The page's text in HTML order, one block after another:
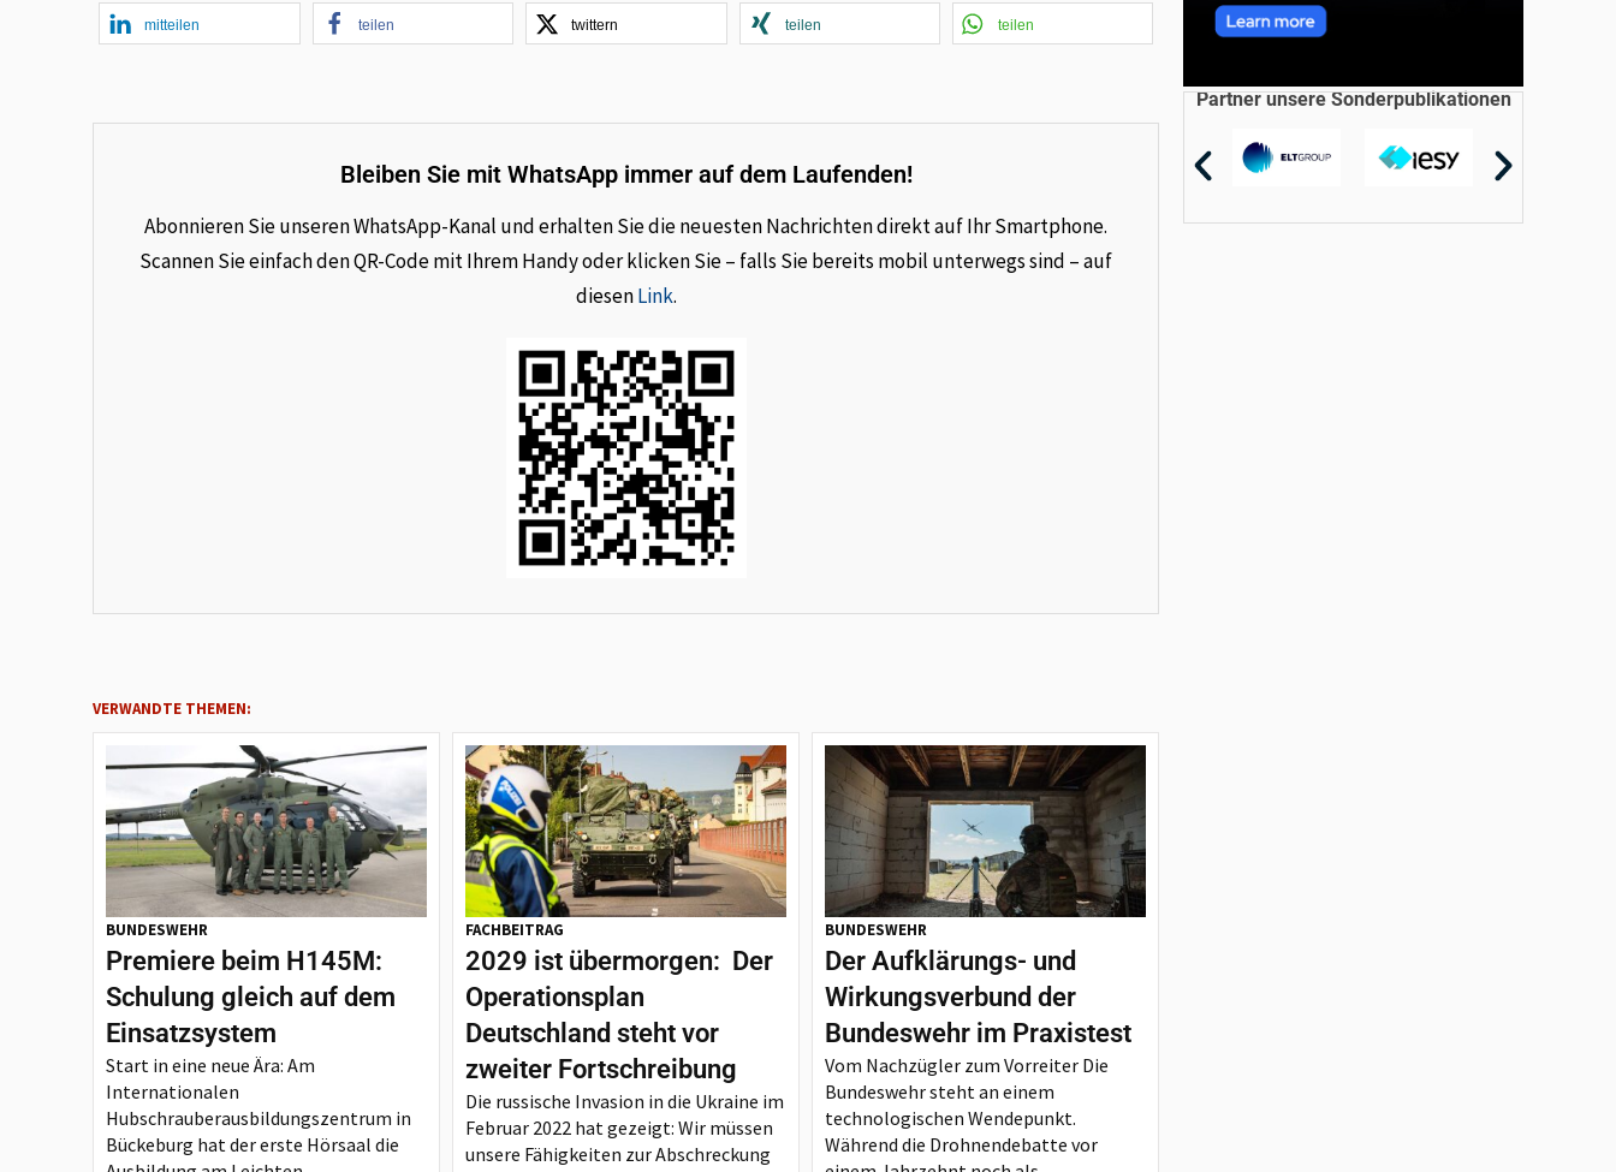
mitteilen teilen twittern teilen teilen
Bleiben Sie mit WhatsApp immer auf dem Laufenden!
Abonnieren Sie unseren WhatsApp-Kanal und erhalten Sie die neuesten Nachrichten direkt auf Ihr Smartphone.
Scannen Sie einfach den QR-Code mit Ihrem Handy oder klicken Sie – falls Sie bereits mobil unterwegs sind – auf
diesenLink.
VERWANDTE THEMEN:
BUNDESWEHR
Premiere beim H145M:
Schulung gleich auf dem
Einsatzsystem
Start in eine neue Ära: Am
Internationalen
Hubschrauberausbildungszentrum in
Bückeburg hat der erste Hörsaal die
FACHBEITRAG
2029 ist übermorgen: Der
Operationsplan
Deutschland steht vor
zweiter Fortschreibung
Die russische Invasion in die Ukraine im
Februar 2022 hat gezeigt: Wir müssen
unsere Fähigkeiten zur Abschreckung
BUNDESWEHR
Der Aufklärungs- und
Wirkungsverbund der
Bundeswehr im Praxistest
Vom Nachzügler zum Vorreiter Die
Bundeswehr steht an einem
technologischen Wendepunkt.
Während die Drohnendebatte vor
Partner unsere Sonderpublikationen